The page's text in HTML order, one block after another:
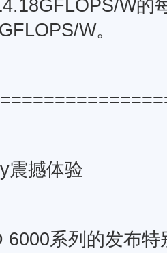
W的
W。
震撼体验
系列的发布特